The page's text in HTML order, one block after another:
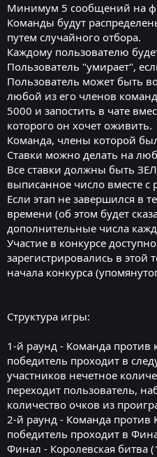
Минимум 5 сообщений на
Команды будут
путем случайного отбора.
Каждому пользователю
Пользователь "умирает",
Пользователь может быть
любой из его членов
5000 и запостить в чате
которого он хочет оживить.
Команда, члены которой
Ставки можно делать на
Все ставки должны быть
выписанное число вместе с
Если этап не завершился в
времени (об этом будет
дополнительные числа
Участие в конкурсе
зарегистрировались в
начала конкурса
Структура игры:
1-й раунд - Команда
победитель проходит в
участников нечетное
переходит пользователь,
количество очков из
2-й раунд - Команда
победитель проходит в
Финал - Королевская битва